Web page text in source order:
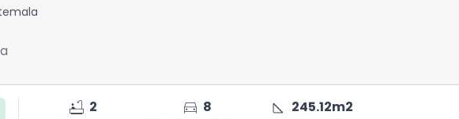
bathtub 2 directions_car 8 square_foot 245.12m2